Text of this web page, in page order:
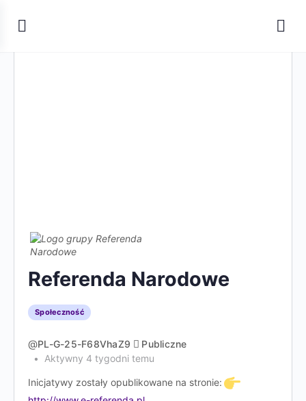
Referenda Narodowe
Społeczność
@PL-G-25-F68VhaZ9
Publiczne
Aktywny 4 tygodni temu
Inicjatywy zostały opublikowane na stronie: